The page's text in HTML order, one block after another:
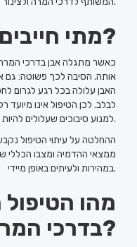
מתי חייבים לטפל?
כאשר מתגלה אבן בדרכי
אותה. הסיבה לכך פשוטה: גם
האבן עלולה בכל רגע לגרום
לבלב. לכן הטיפול אינו
למנוע סיבוכים שעלולים להיות קשים ואף מסכני חיים.
ההחלטה על עיתוי הטיפול
ממצאי ההדמיה ומצבו הכללי
במהירות ולעיתים באופן מיידי.
מהו
בדרכי המרה?